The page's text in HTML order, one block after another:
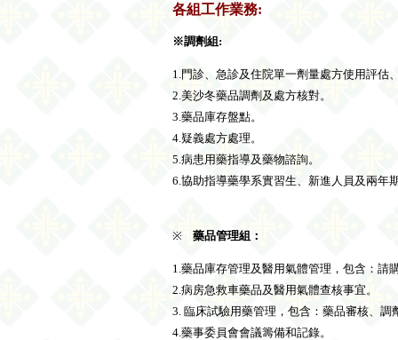
各組工作業務:
※調劑組 :
1.門診、急診及住院單一劑量處方使用評估
2.美沙冬藥品調劑及處方核對。
3.藥品庫存盤點。
4.疑義處方處理。
5.病患用藥指導及藥物諮詢。
6.協助指導藥學系實習生、新進人員及兩年
※ 藥品管理組：
1.藥品庫存管理及醫用氣體管理，包含：請
2.病房急救車藥品及醫用氣體查核事宜。
3.臨床試驗用藥管理，包含：藥品審核、調
4.藥事委員會會議籌備和記錄。